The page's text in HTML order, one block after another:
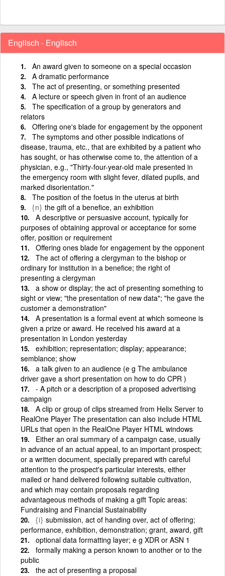
Englisch - Englisch
An award given to someone on a special occasion
A dramatic performance
The act of presenting, or something presented
A lecture or speech given in front of an audience
The specification of a group by generators and
relators
Offering one's blade for engagement by the opponent
The symptoms and other possible indications of
disease, trauma, etc., that are exhibited by a patient who
has sought, or has otherwise come to, the attention of a
physician, e.g., "Thirty-four-year-old male presented in
the emergency room with slight fever, dilated pupils, and
marked disorientation."
The position of the foetus in the uterus at birth
{n} the gift of a benefice, an exhibition
A descriptive or persuasive account, typically for
purposes of obtaining approval or acceptance for some
offer, position or requirement
Offering ones blade for engagement by the opponent
The act of offering a clergyman to the bishop or
ordinary for institution in a benefice; the right of
presenting a clergyman
a show or display; the act of presenting something to
sight or view; "the presentation of new data"; "he gave the
customer a demonstration"
A presentation is a formal event at which someone is
given a prize or award. He received his award at a
presentation in London yesterday
exhibition; representation; display; appearance;
semblance; show
a talk given to an audience (e g The ambulance
driver gave a short presentation on how to do CPR )
- A pitch or a description of a proposed advertising
campaign
A clip or group of clips streamed from Helix Server to
RealOne Player The presentation can also include HTML
URLs that open in the RealOne Player HTML windows
Either an oral summary of a campaign case, usually
in advance of an actual appeal, to an important prospect;
or a written document, specially prepared with careful
attention to the prospect's particular interests, either
mailed or hand delivered following suitable cultivation,
and which may contain proposals regarding
advantageous methods of making a gift Topic areas:
Fundraising and Financial Sustainability
{i} submission, act of handing over, act of offering;
performance, exhibition, demonstration; grant, award, gift
optional data formatting layer; e g XDR or ASN 1
formally making a person known to another or to the
public
the act of presenting a proposal